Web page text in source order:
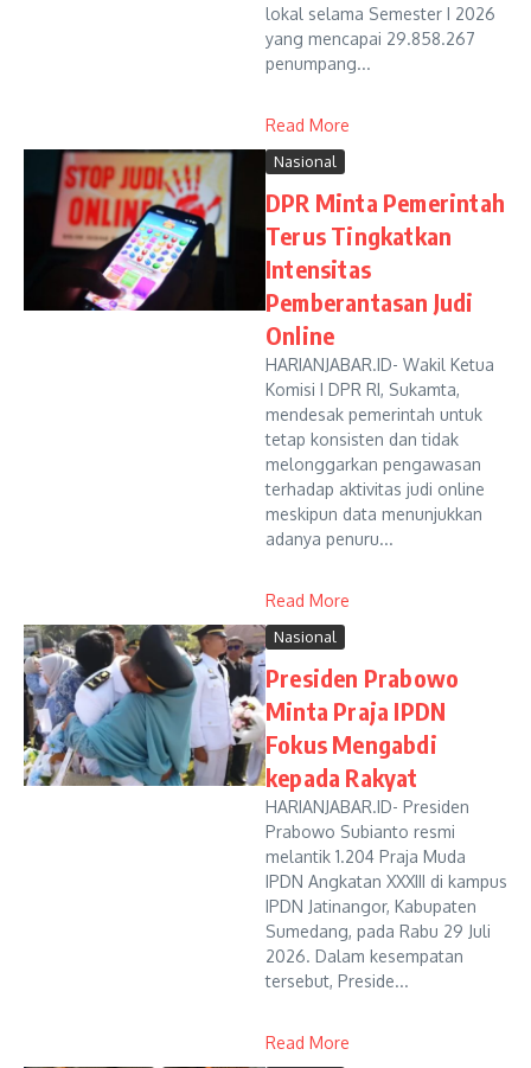
lokal selama Semester I 2026
yang mencapai 29.858.267
penumpang...
Read More
Nasional
DPR Minta Pemerintah
Terus Tingkatkan
Intensitas
Pemberantasan Judi
Online
HARIANJABAR.ID- Wakil Ketua
Komisi I DPR RI, Sukamta,
mendesak pemerintah untuk
tetap konsisten dan tidak
melonggarkan pengawasan
terhadap aktivitas judi online
meskipun data menunjukkan
adanya penuru...
Read More
Nasional
Presiden Prabowo
Minta Praja IPDN
Fokus Mengabdi
kepada Rakyat
HARIANJABAR.ID- Presiden
Prabowo Subianto resmi
melantik 1.204 Praja Muda
IPDN Angkatan XXXIII di kampus
IPDN Jatinangor, Kabupaten
Sumedang, pada Rabu 29 Juli
2026. Dalam kesempatan
tersebut, Preside...
Read More